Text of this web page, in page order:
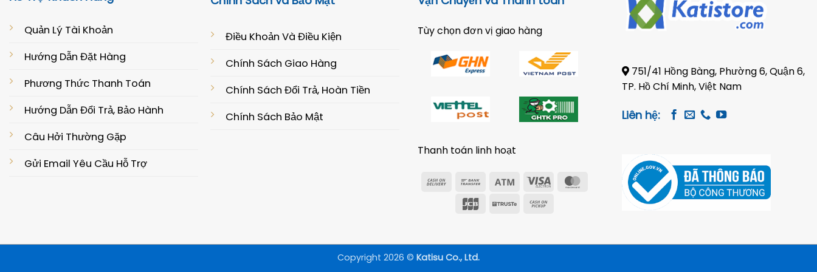
Quản Lý Tài Khoản
Hướng Dẫn Đặt Hàng
Phương Thức Thanh Toán
Hướng Dẫn Đổi Trả, Bảo Hành
Câu Hởi Thường Gặp
Gửi Email Yêu Cầu Hỗ Trợ
Điều Khoản Và Điều Kiện
Chính Sách Giao Hàng
Chính Sách Đổi Trả, Hoàn Tiền
Chính Sách Bảo Mật
Tùy chọn đơn vị giao hàng
Thanh toán linh hoạt
Cash
Delivery
Bank
Atm
Visa
MasterCard
JCB
Truste
751/41 Hồng Bàng, Phường 6, Quận 6,
TP. Hồ Chí Minh, Việt Nam
Liên hệ:
Copyright 2026 © Katisu Co., Ltd.